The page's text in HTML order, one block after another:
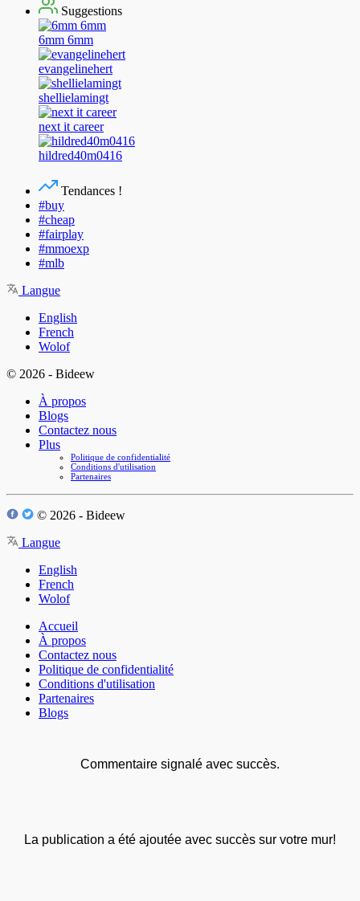
Suggestions
6mm 6mm
evangelinehert
shellielamingt
next it career
hildred40m0416
Tendances !
#buy
#cheap
#fairplay
#mmoexp
#mlb
Langue
English
French
Wolof
© 2026 - Bideew
À propos
Blogs
Contactez nous
Plus
Politique de confidentialité
Conditions d'utilisation
Partenaires
© 2026 - Bideew
Langue
English
French
Wolof
Accueil
À propos
Contactez nous
Politique de confidentialité
Conditions d'utilisation
Partenaires
Blogs
Commentaire signalé avec succès.
La publication a été ajoutée avec succès sur votre mur!